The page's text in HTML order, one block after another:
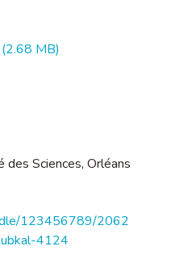
(2.68 MB)
des Sciences, Orléans
123456789/2062
4124